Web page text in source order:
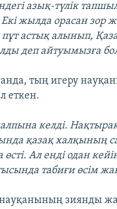
азық-түлік
жылда орасан зор
астық алынып,
деп айтуымызға
тың игеру
еткен.
келді.
қазақ халқының
Ал енді одан
табиғи өсім
зиянды